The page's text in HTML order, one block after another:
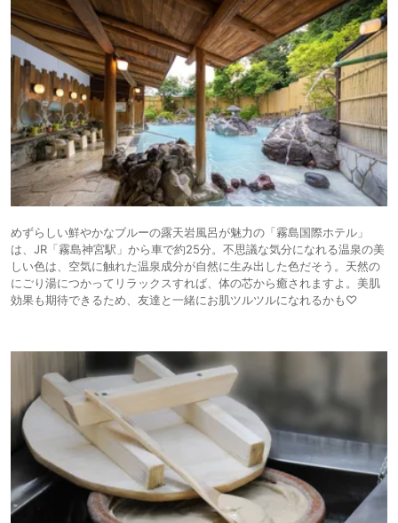
めずらしい鮮やかなブルーの露天岩風呂が魅力の「霧島国際ホテル」
は、JR「霧島神宮駅」から車で約25分。不思議な気分になれる温泉の美
しい色は、空気に触れた温泉成分が自然に生み出した色だそう。天然の
にごり湯につかってリラックスすれば、体の芯から癒されますよ。美肌
効果も期待できるため、友達と一緒にお肌ツルツルになれるかも♡